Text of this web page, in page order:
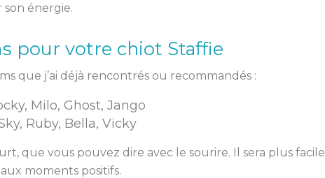
son énergie.
pour votre chiot Staffie
que j’ai déjà rencontrés ou recommandés :
Milo, Ghost, Jango
Ruby, Bella, Vicky
que vous pouvez dire avec le sourire. Il sera plus facile
moments positifs.